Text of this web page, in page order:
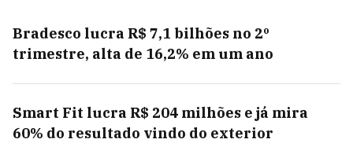
Bradesco lucra R$ 7,1 bilhões no 2º
trimestre, alta de 16,2% em um ano
Smart Fit lucra R$ 204 milhões e já mira
60% do resultado vindo do exterior